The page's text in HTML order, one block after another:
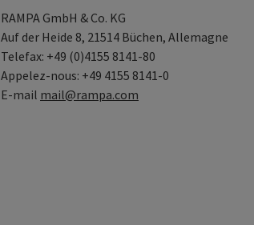
RAMPA GmbH & Co. KG
Auf der Heide 8, 21514 Büchen, Allemagne
Telefax: +49 (0)4155 8141-80
Appelez-nous: +49 4155 8141-0
E-mail mail@rampa.com